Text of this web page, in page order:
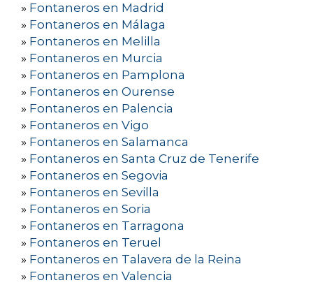
» Fontaneros en Madrid
» Fontaneros en Málaga
» Fontaneros en Melilla
» Fontaneros en Murcia
» Fontaneros en Pamplona
» Fontaneros en Ourense
» Fontaneros en Palencia
» Fontaneros en Vigo
» Fontaneros en Salamanca
» Fontaneros en Santa Cruz de Tenerife
» Fontaneros en Segovia
» Fontaneros en Sevilla
» Fontaneros en Soria
» Fontaneros en Tarragona
» Fontaneros en Teruel
» Fontaneros en Talavera de la Reina
» Fontaneros en Valencia